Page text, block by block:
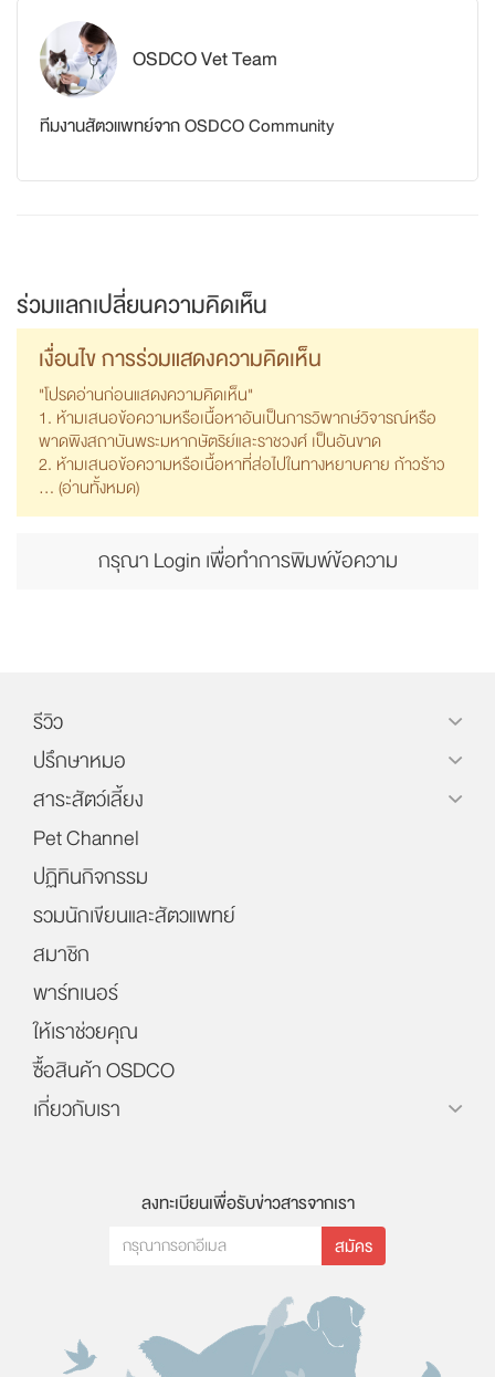
OSDCO Vet Team
ทีมงานสัตวแพทย์จาก OSDCO Community
ร่วมแลกเปลี่ยนความคิดเห็น
เงื่อนไข การร่วมแสดงความคิดเห็น
"โปรดอ่านก่อนแสดงความคิดเห็น"
1. ห้ามเสนอข้อความหรือเนื้อหาอันเป็นการวิพากษ์วิจารณ์หรือ
พาดพิงสถาบันพระมหากษัตริย์และราชวงศ์ เป็นอันขาด
2. ห้ามเสนอข้อความหรือเนื้อหาที่ส่อไปในทางหยาบคาย ก้าวร้าว
... (อ่านทั้งหมด)
กรุณา Login เพื่อทำการพิมพ์ข้อความ
รีวิว
ปรึกษาหมอ
สาระสัตว์เลี้ยง
Pet Channel
ปฏิทินกิจกรรม
รวมนักเขียนและสัตวแพทย์
สมาชิก
พาร์ทเนอร์
ให้เราช่วยคุณ
ซื้อสินค้า OSDCO
เกี่ยวกับเรา
ลงทะเบียนเพื่อรับข่าวสารจากเรา
สมัคร